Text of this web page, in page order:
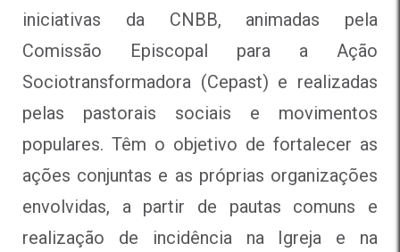
iniciativas da CNBB, animadas pela
Comissão Episcopal para a Ação
Sociotransformadora (Cepast) e realizadas
pelas pastorais sociais e movimentos
populares. Têm o objetivo de fortalecer as
ações conjuntas e as próprias organizações
envolvidas, a partir de pautas comuns e
realização de incidência na Igreja e na